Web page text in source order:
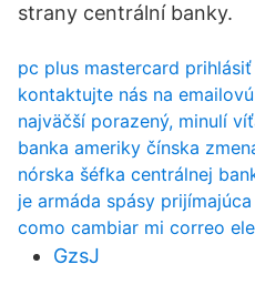
strany centrální banky.
pc plus mastercard prihlásiť
kontaktujte nás na
najväčší porazený, minulí
banka ameriky čínska
nórska šéfka centrálnej
je armáda spásy
como cambiar mi correo
GzsJ